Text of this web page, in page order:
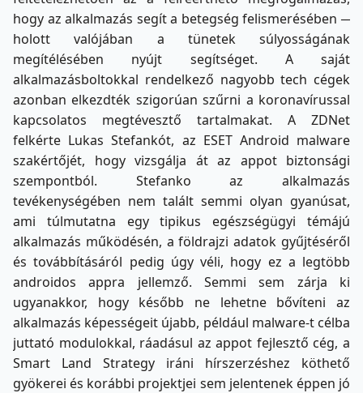
hogy az alkalmazás segít a betegség felismerésében ─
holott valójában a tünetek súlyosságának
megítélésében nyújt segítséget. A saját
alkalmazásboltokkal rendelkező nagyobb tech cégek
azonban elkezdték szigorúan szűrni a koronavírussal
kapcsolatos megtévesztő tartalmakat. A ZDNet
felkérte Lukas Stefankót, az ESET Android malware
szakértőjét, hogy vizsgálja át az appot biztonsági
szempontból. Stefanko az alkalmazás
tevékenységében nem talált semmi olyan gyanúsat,
ami túlmutatna egy tipikus egészségügyi témájú
alkalmazás működésén, a földrajzi adatok gyűjtéséről
és továbbításáról pedig úgy véli, hogy ez a legtöbb
androidos appra jellemző. Semmi sem zárja ki
ugyanakkor, hogy később ne lehetne bővíteni az
alkalmazás képességeit újabb, például malware-t célba
juttató modulokkal, ráadásul az appot fejlesztő cég, a
Smart Land Strategy iráni hírszerzéshez köthető
gyökerei és korábbi projektjei sem jelentenek éppen jó